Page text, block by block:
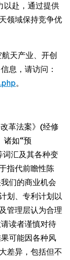
以赴，通过提供
领域保持竞争优
天产业、开创
息，请访问：
。
革法案》(经修
诸如“预
词汇及其各种变
指代前瞻性陈
们的商业机会
划、专利计划以
管理层认为合理
读者谨慎对待
可能因各种风
差异，包括但不